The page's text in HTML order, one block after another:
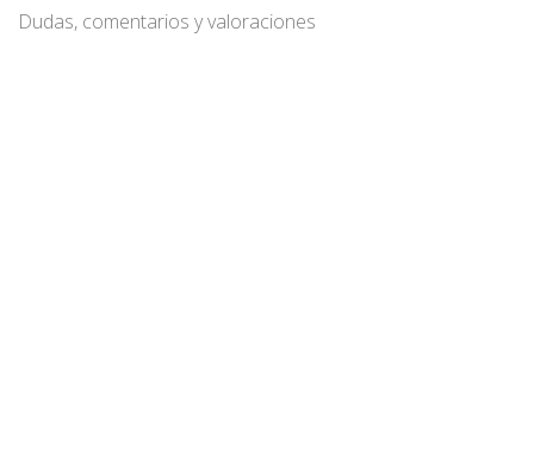
Dudas, comentarios y valoraciones